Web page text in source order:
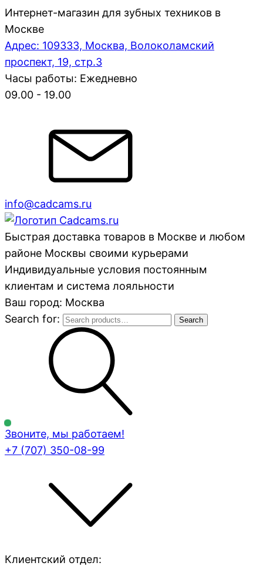
Интернет-магазин для зубных техников в
Москве
Адрес: 109333, Москва, Волоколамский
проспект, 19, стр.3
Часы работы: Ежедневно
09.00 - 19.00
info@cadcams.ru
Быстрая доставка товаров в Москве и любом
районе Москвы своими курьерами
Индивидуальные условия постоянным
клиентам и система лояльности
Ваш город: Москва
Search for:
Search
Звоните, мы работаем!
+7 (707) 350-08-99
Клиентский отдел: